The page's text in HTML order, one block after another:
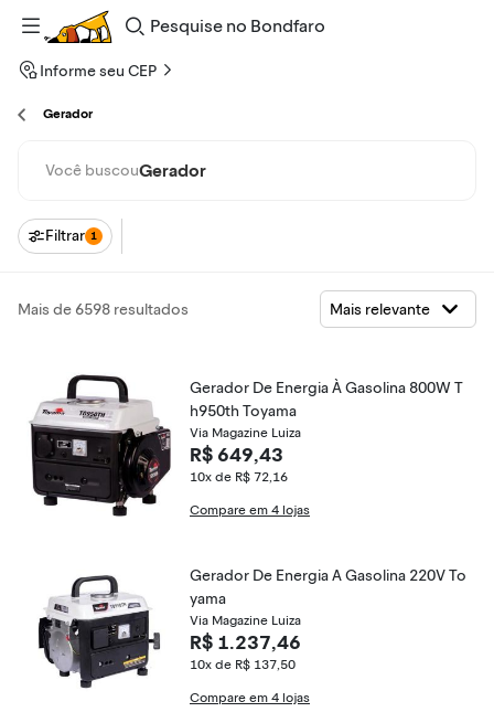
Pesquise
Bondfaro
Informe seu CEP
Gerador
Você buscouGerador
Filtrar 1
Mais de 6598 resultados
Gerador De Energia À Gasolina 800W T
h950th Toyama
Via Magazine Luiza
R$ 649,43
10x de R$ 72,16
Compare em 4 lojas
Gerador De Energia A Gasolina 220V To
yama
Via Magazine Luiza
R$ 1.237,46
10x de R$ 137,50
Compare em 4 lojas